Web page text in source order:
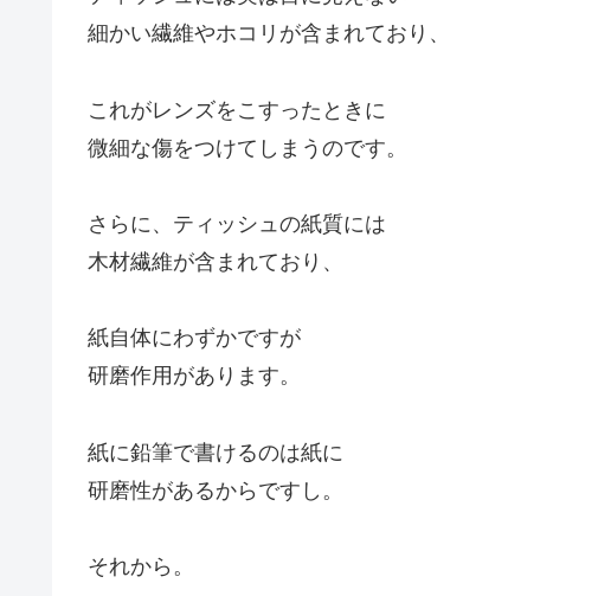
細かい繊維やホコリが含まれており、
これがレンズをこすったときに
微細な傷をつけてしまうのです。
さらに、ティッシュの紙質には
木材繊維が含まれており、
紙自体にわずかですが
研磨作用があります。
紙に鉛筆で書けるのは紙に
研磨性があるからですし。
それから。